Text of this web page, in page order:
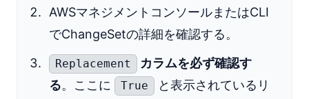
AWSマネジメントコンソールまたはCLI
でChangeSetの詳細を確認する。
Replacement
カラムを必ず確認す
る。ここに True
と表示されているリ